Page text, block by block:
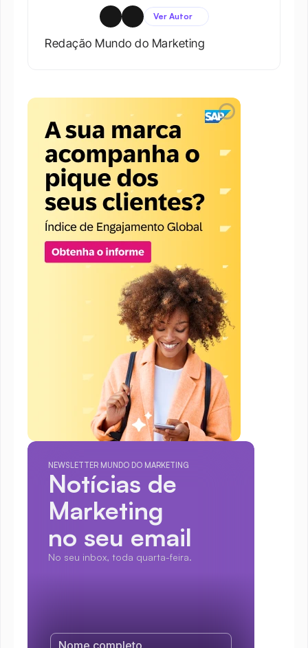
Ver Autor
Redação Mundo do Marketing
NEWSLETTER MUNDO DO MARKETING
Notícias de
Marketing
no seu email
No seu inbox, toda quarta-feira.